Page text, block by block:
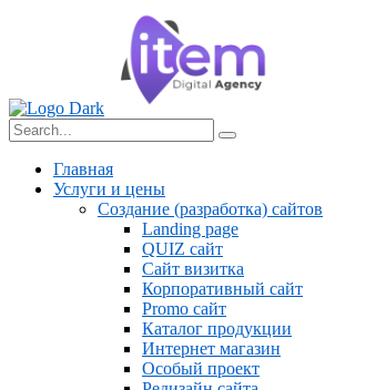
Главная
Услуги и цены
Создание (разработка) сайтов
Landing page
QUIZ сайт
Сайт визитка
Корпоративный сайт
Promo сайт
Каталог продукции
Интернет магазин
Особый проект